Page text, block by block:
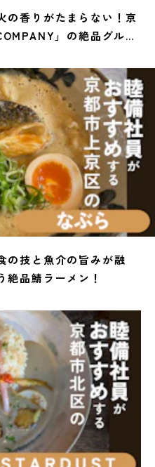
の香りがたまらない！京
」の絶品グルメ
の技と魚介の旨みが融
絶品鯖ラーメン！